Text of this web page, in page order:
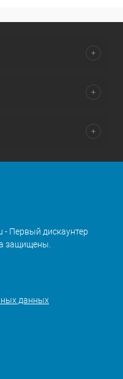
- Первый дискаунтер
защищены.
данных